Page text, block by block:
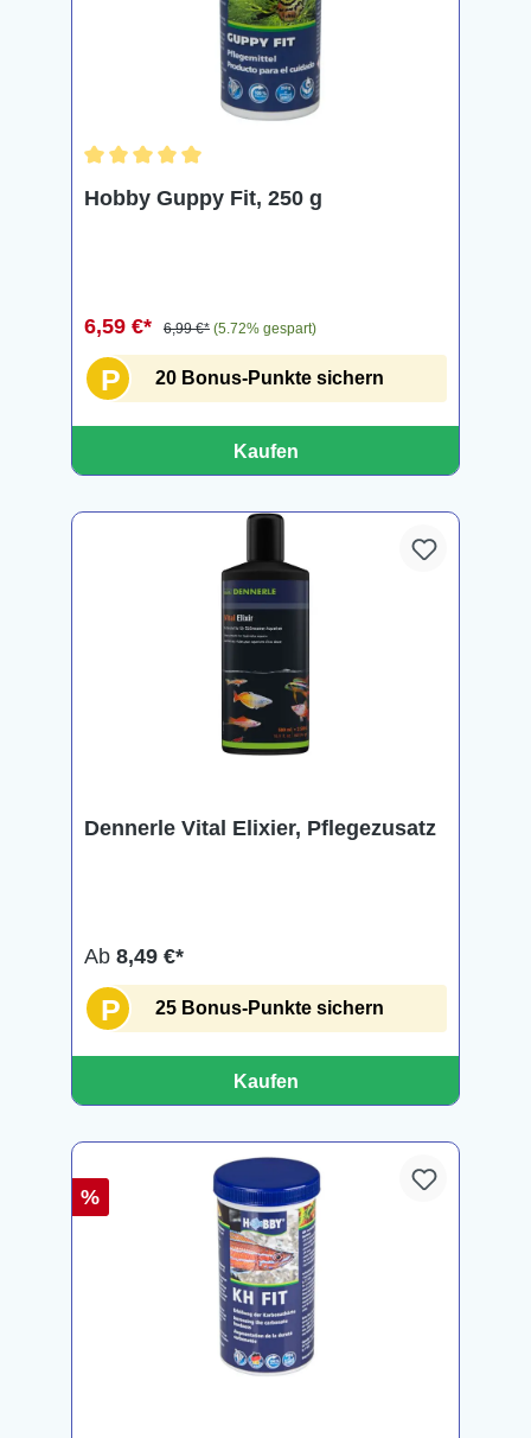
Hobby Guppy Fit, 250 g
6,59 €* 6,99 €* (5.72% gespart)
P 20 Bonus-Punkte sichern
Kaufen
Dennerle Vital Elixier, Pflegezusatz
Ab 8,49 €*
P 25 Bonus-Punkte sichern
Kaufen
%